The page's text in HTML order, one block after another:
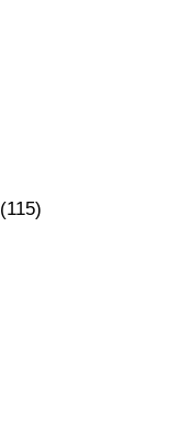
(115)